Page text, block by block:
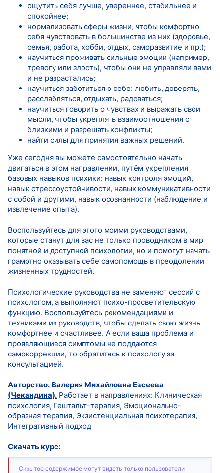
ощутить себя лучше, увереннее, стабильнее и
спокойнее;
нормализовать сферы жизни, чтобы комфортно
себя чувствовать в большинстве из них (здоровье,
семья, работа, хобби, отдых, саморазвитие и пр.);
научиться проживать сильные эмоции (например,
тревогу или злость), чтобы они не управляли вами
и не разрастались;
научиться заботиться о себе: любить, доверять,
расслабляться, отдыхать, радоваться;
научиться говорить о чувствах и выражать свои
мысли, чтобы укреплять взаимоотношения с
близкими и разрешать конфликты;
найти силы для принятия важных решений.
Уже сегодня вы можете самостоятельно начать
двигаться в этом направлении, путём укрепления
базовых навыков психики: навык контроля эмоций,
навык стрессоустойчивости, навык коммуникативности
с собой и другими, навык осознанности (наблюдение и
извлечение опыта).
Воспользуйтесь для этого моими руководствами,
которые станут для вас не только проводником в мир
понятной и доступной психологии, но и помогут начать
грамотно оказывать себе самопомощь в преодолении
жизненных трудностей.
Психологические руководства не заменяют сессий с
психологом, а выполняют психо-просветительскую
функцию. Воспользуйтесь рекомендациями и
техниками из руководств, чтобы сделать свою жизнь
комфортнее и счастливее. А если ваша проблема и
проявляющиеся симптомы не поддаются
самокоррекции, то обратитесь к психологу за
консультацией.
Авторство: Валерия Михайловна Евсеева
(Чекандина). Работает в направлениях: Клиническая
психология, Гештальт-терапия, Эмоционально-
образная терапия, Экзистенциальная психотерапия,
Интегративный подход
Скачать курс:
Скрытое содержимое могут видеть только пользователи